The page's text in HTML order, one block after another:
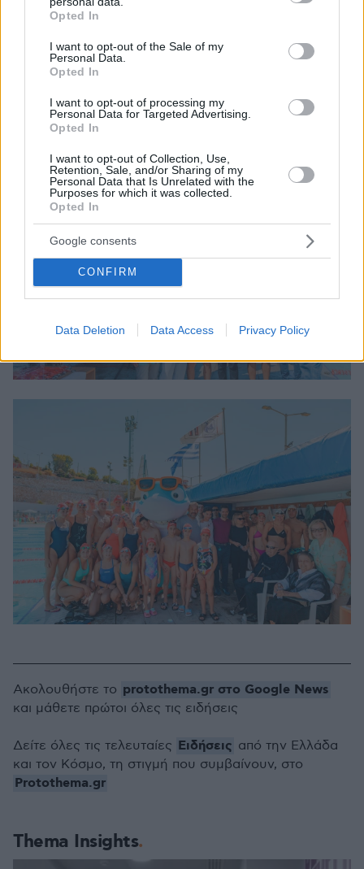
grant or deny consent to Google and its third-party tags to
use your data for below specified purposes in below Google
consent section.
Opted In
I want to opt-out of the Sale of my
Personal Data.
Opted In
I want to opt-out of processing my
Personal Data for Targeted Advertising.
Opted In
I want to opt-out of Collection, Use,
Retention, Sale, and/or Sharing of my
Personal Data that Is Unrelated with the
Purposes for which it was collected.
Opted In
Google consents
CONFIRM
Data Deletion Data Access Privacy Policy
Thema Insights
Ακολουθήστε το protothema.gr στο Google News
και μάθετε πρώτοι όλες τις ειδήσεις
Δείτε όλες τις τελευταίες Ειδήσεις από την Ελλάδα
και τον Κόσμο, τη στιγμή που συμβαίνουν, στο
Protothema.gr